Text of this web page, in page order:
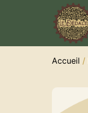
Accueil /